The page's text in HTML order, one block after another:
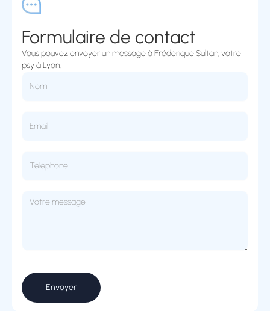
Formulaire de contact
Vous pouvez envoyer un message à Frédérique Sultan, votre
psy à Lyon.